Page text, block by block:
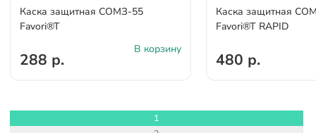
Каска защитная СОМЗ-55
Favori®T
288 р.
В корзину
Каска защитная
Favori®T RAPID
480 р.
1